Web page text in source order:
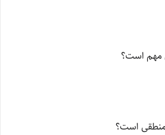
مهم است؟
است؟